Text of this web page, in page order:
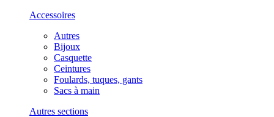
Accessoires
Autres
Bijoux
Casquette
Ceintures
Foulards, tuques, gants
Sacs à main
Autres sections